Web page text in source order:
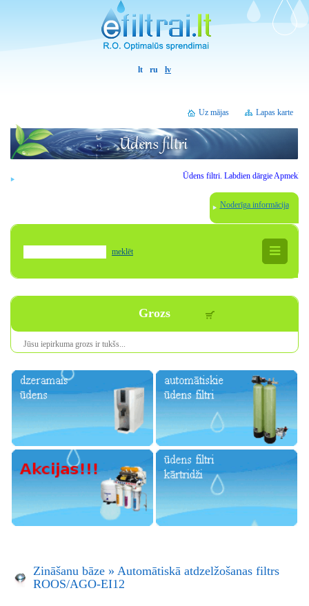
lt ru lv
Lapas karte
Uz mājas
Ūdens filtri. Labdien dārgieApmeklētāji
Noderīga informācija
meklēt
Grozs
Jūsu iepirkuma grozs ir tukšs...
Zināšanu bāze » Automātiskā atdzelžošanas filtrs
ROOS/AGO-EI12